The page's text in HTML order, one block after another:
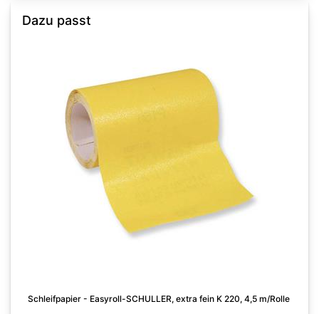
Dazu passt
Schleifpapier - Easyroll-SCHULLER, extra fein K 220, 4,5 m/Rolle